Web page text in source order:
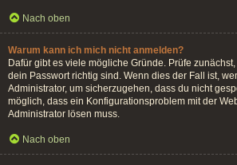
Nach oben
Warum kann ich mich nicht anmelden?
Dafür gibt es viele mögliche Gründe. Prüfe
dein Passwort richtig sind. Wenn dies der Fall ist,
Administrator, um sicherzugehen, dass du nicht
möglich, dass ein Konfigurationsproblem mit der
Administrator lösen muss.
Nach oben